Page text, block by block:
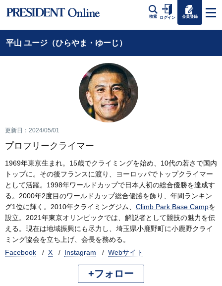
検索 ログイン 会員登録
平山 ユージ（ひらやま・ゆーじ）
更新日：2024/05/01
プロフリークライマー
1969年東京生まれ。15歳でクライミングを始め、10代の若さで国内
トップに。その後フランスに渡り、ヨーロッパでトップクライマー
として活躍。1998年ワールドカップで日本人初の総合優勝を達成す
る。2000年2度目のワールドカップ総合優勝を飾り、年間ランキン
グ1位に輝く。2010年クライミングジム、 Climb Park Base Campを
設立。2021年東京オリンピックでは、解説者として競技の魅力を伝
える。現在は地域振興にも尽力し、埼玉県小鹿野町に小鹿野クライ
ミング協会を立ち上げ、会長を務める。
Facebook
X Instagram Webサイト
+フォロー